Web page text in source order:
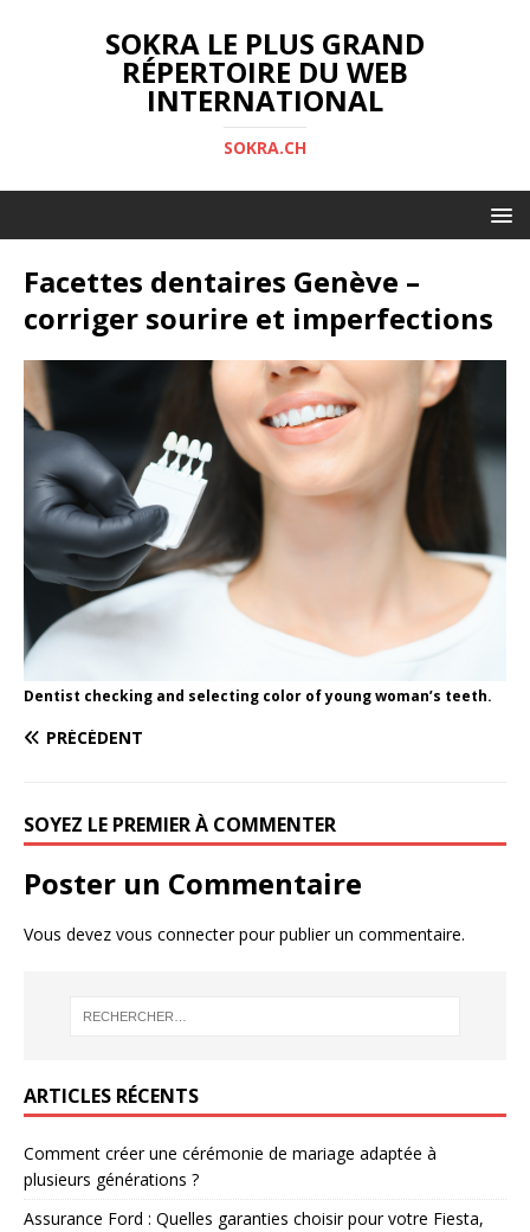
SOKRA LE PLUS GRAND
RÉPERTOIRE DU WEB
INTERNATIONAL
SOKRA.CH
Facettes dentaires Genève –
corriger sourire et imperfections
Dentist checking and selecting color of young woman’s teeth.
PRÉCÉDENT
SOYEZ LE PREMIER À COMMENTER
Poster un Commentaire
Vous devez vous connecterpour publier un commentaire.
ARTICLES RÉCENTS
Comment créer une cérémonie de mariage adaptée à
plusieurs générations ?
Assurance Ford : Quelles garanties choisir pour votre Fiesta,